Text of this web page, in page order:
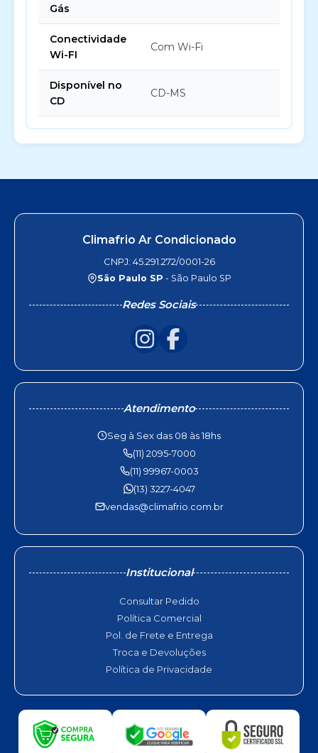
Gás
Conectividade
Wi-FI
Com Wi-Fi
Disponível no
CD
CD-MS
Climafrio Ar Condicionado
CNPJ: 45.291.272/0001-26
São Paulo SP - São Paulo SP
Redes Sociais
Atendimento
Seg à Sex das 08 às 18hs
(11) 2095-7000
(11) 99967-0003
(13) 3227-4047
vendas@climafrio.com.br
Institucional
Consultar Pedido
Política Comercial
Pol. de Frete e Entrega
Troca e Devoluções
Política de Privacidade